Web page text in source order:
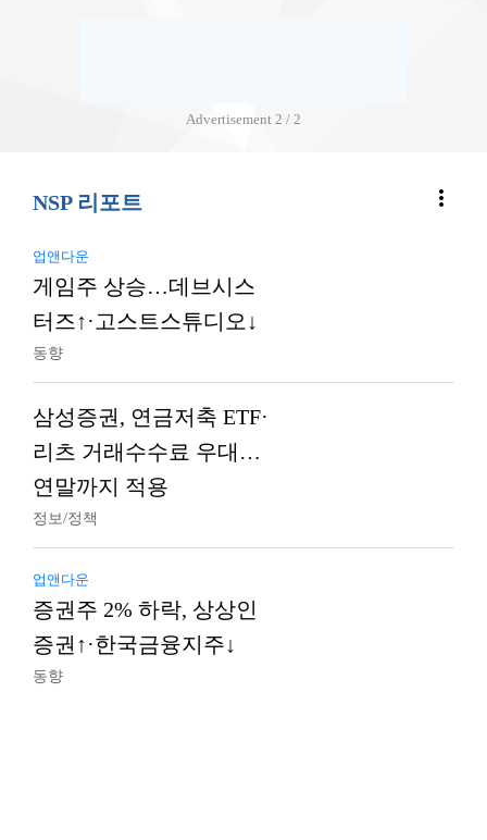
Advertisement 2 / 2
NSP 리포트 more_vert
업앤다운
게임주 상승…데브시스
터즈↑·고스트스튜디오↓
동향
삼성증권, 연금저축 ETF·
리츠 거래수수료 우대…
연말까지 적용
정보/정책
업앤다운
증권주 2% 하락, 상상인
증권↑·한국금융지주↓
동향